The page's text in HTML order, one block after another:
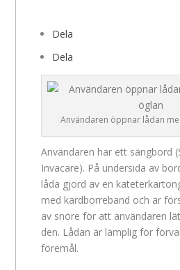
Dela
Dela
Användaren öppnar lådan
Användaren har ett sängbord
Invacare). På undersida av
låda gjord av en
med kardborreband och är
av snöre för att användaren
den. Lådan är lämplig för
föremål.